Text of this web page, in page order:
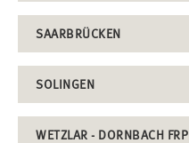
SAARBRÜCKEN
SOLINGEN
WETZLAR - DORNBACH FRP